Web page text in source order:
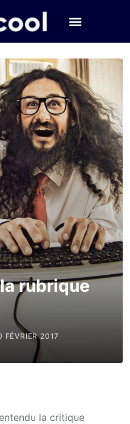
rubrique
FÉVRIER 2017
la critique